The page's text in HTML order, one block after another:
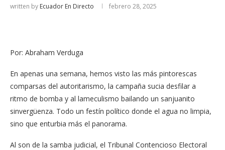
written by Ecuador En Directo febrero 28, 2025
Por: Abraham Verduga
En apenas una semana, hemos visto las más pintorescas
comparsas del autoritarismo, la campaña sucia desfilar a
ritmo de bomba y al lameculismo bailando un sanjuanito
sinvergüenza. Todo un festín político donde el agua no limpia,
sino que enturbia más el panorama.
Al son de la samba judicial, el Tribunal Contencioso Electoral